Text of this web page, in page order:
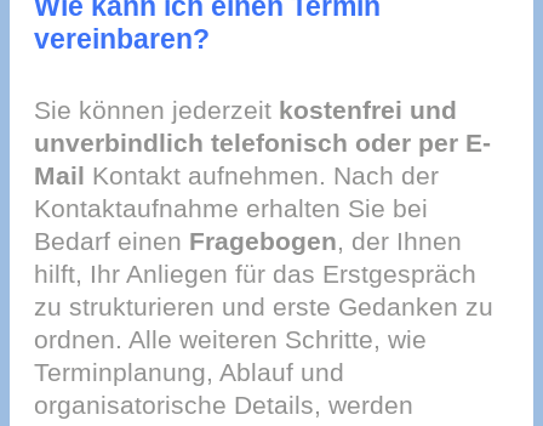
Wie kann ich einen Termin
vereinbaren?
Sie können jederzeit kostenfrei und
unverbindlich telefonisch oder per E-
Mail Kontakt aufnehmen. Nach der
Kontaktaufnahme erhalten Sie bei
Bedarf einen Fragebogen, der Ihnen
hilft, Ihr Anliegen für das Erstgespräch
zu strukturieren und erste Gedanken zu
ordnen. Alle weiteren Schritte, wie
Terminplanung, Ablauf und
organisatorische Details, werden